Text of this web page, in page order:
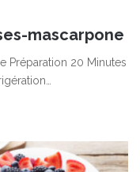
mascarpone
Préparation 20 Minutes